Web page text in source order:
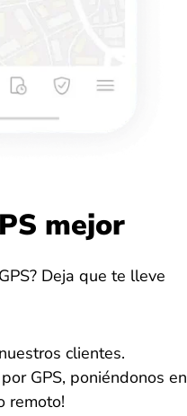
mejor
Deja que te lleve
clientes.
GPS, poniéndonos en
remoto!